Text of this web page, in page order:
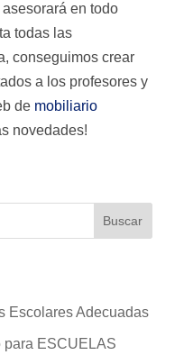
en todo
todas las
conseguimos crear
a los profesores y
demobiliario
novedades!
Buscar
Escolares Adecuadas
ESCUELAS